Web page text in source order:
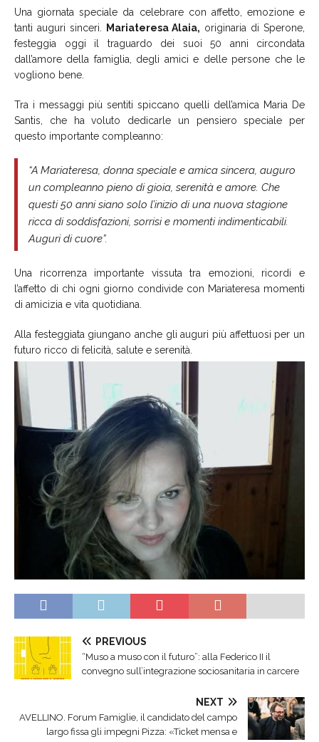
Una giornata speciale da celebrare con affetto, emozione e
tanti auguri sinceri.
Mariateresa Alaia, originaria di Sperone,
festeggia oggi il traguardo dei suoi 50 anni circondata
dall’amore della famiglia, degli amici e delle persone che le
vogliono bene.
Tra i messaggi più sentiti spiccano quelli dell’amica Maria De
Santis, che ha voluto dedicarle un pensiero speciale per
questo importante compleanno:
“A Mariateresa, donna speciale e amica sincera, auguro
un compleanno pieno di gioia, serenità e amore. Che
questi 50 anni siano solo l’inizio di una nuova stagione
ricca di soddisfazioni, sorrisi e momenti indimenticabili.
Auguri di cuore”.
Una ricorrenza importante vissuta tra emozioni, ricordi e
l’affetto di chi ogni giorno condivide con Mariateresa momenti
di amicizia e vita quotidiana.
Alla festeggiata giungano anche gli auguri più affettuosi per un
futuro ricco di felicità, salute e serenità.
PREVIOUS
“Muso a muso con il futuro”: alla Federico II il
convegno sull’integrazione sociosanitaria in carcere
NEXT
AVELLINO. Forum Famiglie, il candidato del campo
largo fissa gli impegni Pizza: «Ticket mensa e